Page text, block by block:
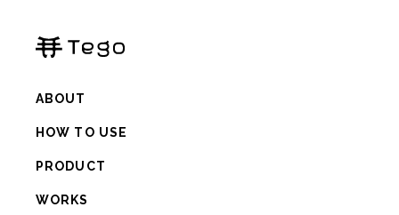
ABOUT
HOW TO USE
PRODUCT
WORKS